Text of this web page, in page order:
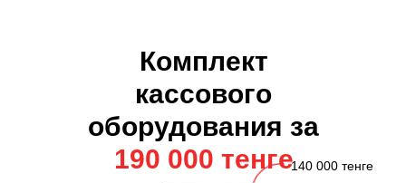
Комплект
кассового
оборудования за
190 000 тенге140 000 тенге